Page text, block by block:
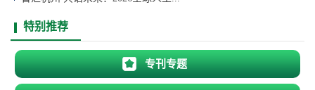
特别推荐
专刊专题